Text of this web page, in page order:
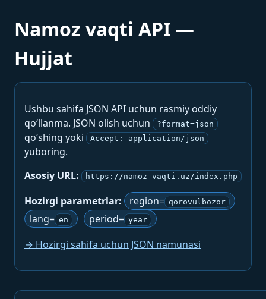
Namoz vaqti API —
Hujjat
Ushbu sahifa JSON API uchun rasmiy oddiy
qo‘llanma. JSON olish uchun
?format=json
qo‘shing yoki Accept: application/json
yuboring.
Asosiy URL:
https://namoz-vaqti.uz/index.php
Hozirgi parametrlar: region= qorovulbozor
lang= en period= year
→ Hozirgi sahifa uchun JSON namunasi